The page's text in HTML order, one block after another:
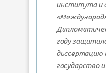
института и
году
диссертацию
государство